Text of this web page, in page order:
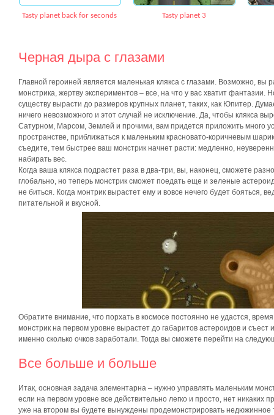
Tasty planet back for seconds Tasty planet 3
Черная дыра с глазами
Главной героиней является маленькая клякса с глазами. Возможно, вы
монстрика, жертву экспериментов – все, на что у вас хватит фантазии.
существу вырасти до размеров крупных планет, таких, как Юпитер.
ничего невозможного и этот случай не исключение. Да, чтобы клякса
Сатурном, Марсом, Землей и прочими, вам придется приложить много
пространстве, приближаться к маленьким красновато-коричневым
съедите, тем быстрее ваш монстрик начнет расти: медленно,
набирать вес.
Когда ваша клякса подрастет раза в два-три, вы, наконец, сможете
глобально, но теперь монстрик сможет поедать еще и зеленые
не биться. Когда монтрик вырастет ему и вовсе нечего будет бояться,
питательной и вкусной.
Обратите внимание, что порхать в космосе постоянно не удастся,
монстрик на первом уровне вырастет до габаритов астероидов и съест
именно сколько очков заработали. Тогда вы сможете перейти на
Все больше и больше
Итак, основная задача элементарна – нужно управлять маленьким
если на первом уровне все действительно легко и просто, нет никаких
уже на втором вы будете вынуждены продемонстрировать недюжинное